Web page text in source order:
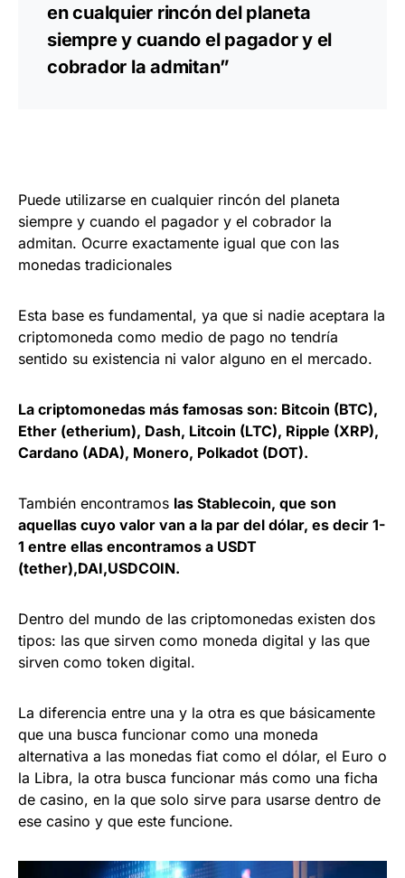
en cualquier rincón del planeta
siempre y cuando el pagador y el
cobrador la admitan”
Puede utilizarse en cualquier rincón del planeta
siempre y cuando el pagador y el cobrador la
admitan. Ocurre exactamente igual que con las
monedas tradicionales
Esta base es fundamental, ya que si nadie aceptara la
criptomoneda como medio de pago no tendría
sentido su existencia ni valor alguno en el mercado.
La criptomonedas más famosas son: Bitcoin (BTC),
Ether (etherium), Dash, Litcoin (LTC), Ripple (XRP),
Cardano (ADA), Monero, Polkadot (DOT).
También encontramos las Stablecoin, que son
aquellas cuyo valor van a la par del dólar, es decir 1-
1 entre ellas encontramos a USDT
(tether),DAI,USDCOIN.
Dentro del mundo de las criptomonedas existen dos
tipos: las que sirven como moneda digital y las que
sirven como token digital.
La diferencia entre una y la otra es que básicamente
que una busca funcionar como una moneda
alternativa a las monedas fiat como el dólar, el Euro o
la Libra, la otra busca funcionar más como una ficha
de casino, en la que solo sirve para usarse dentro de
ese casino y que este funcione.